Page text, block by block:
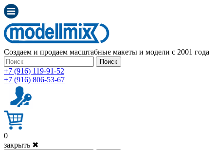
Создаем и продаем масштабные макеты и модели с 2001 года
Поиск
+7 (916) 119-91-52
+7 (916) 806-53-67
0
закрыть ✖